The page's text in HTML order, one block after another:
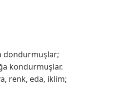
dondurmuşlar;
kondurmuşlar.
renk, eda, iklim;